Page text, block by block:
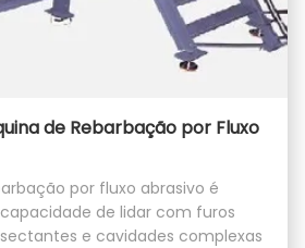
de Rebarbação por Fluxo
por fluxo abrasivo é
de lidar com furos
e cavidades complexas